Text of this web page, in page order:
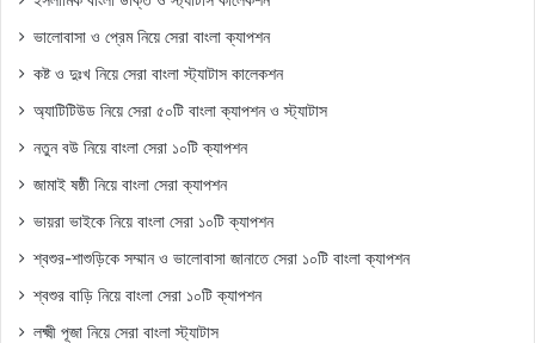
ভালোবাসা ও প্রেম নিয়ে সেরা বাংলা ক্যাপশন
কষ্ট ও দুঃখ নিয়ে সেরা বাংলা স্ট্যাটাস কালেকশন
অ্যাটিটিউড নিয়ে সেরা ৫০টি বাংলা ক্যাপশন ও স্ট্যাটাস
নতুন বউ নিয়ে বাংলা সেরা ১০টি ক্যাপশন
জামাই ষষ্ঠী নিয়ে বাংলা সেরা ক্যাপশন
ভায়রা ভাইকে নিয়ে বাংলা সেরা ১০টি ক্যাপশন
শ্বশুর-শাশুড়িকে সম্মান ও ভালোবাসা জানাতে সেরা ১০টি বাংলা ক্যাপশন
শ্বশুর বাড়ি নিয়ে বাংলা সেরা ১০টি ক্যাপশন
লক্ষ্মী পূজা নিয়ে সেরা বাংলা স্ট্যাটাস